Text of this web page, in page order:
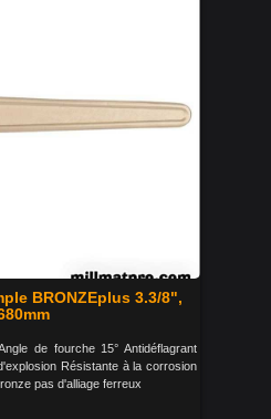
BRONZEplus 3.3/8",
de fourche 15° Antidéflagrant
Résistante à la corrosion
pas d'alliage ferreux